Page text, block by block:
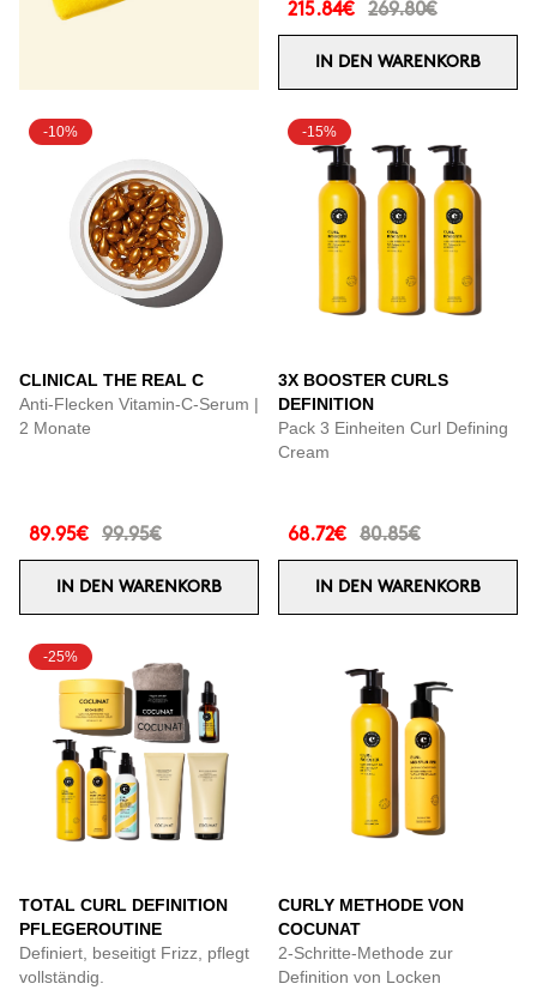
215.84€ 269.80€
IN DEN WARENKORB
-10%
CLINICAL THE REAL C
Anti-Flecken Vitamin-C-Serum |
2 Monate
89.95€ 99.95€
IN DEN WARENKORB
-15%
3X BOOSTER CURLS
DEFINITION
Pack 3 Einheiten Curl Defining
Cream
68.72€ 80.85€
IN DEN WARENKORB
-25%
TOTAL CURL DEFINITION
PFLEGEROUTINE
Definiert, beseitigt Frizz, pflegt
vollständig.
CURLY METHODE VON
COCUNAT
2-Schritte-Methode zur
Definition von Locken